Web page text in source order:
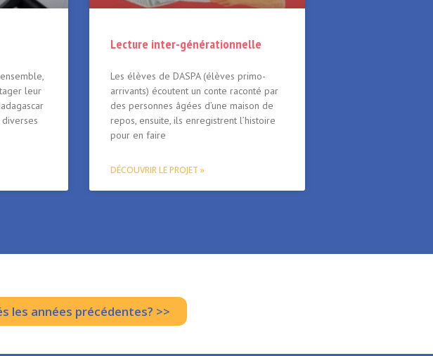
leur
Lecture inter-générationnelle
Les élèves de DASPA (élèves primo-
arrivants) écoutent un conte raconté par
des personnes âgées d’une maison de
repos, ensuite, ils enregistrent l’histoire
pour en faire
DÉCOUVRIR LE PROJET »
les années précédentes? >>